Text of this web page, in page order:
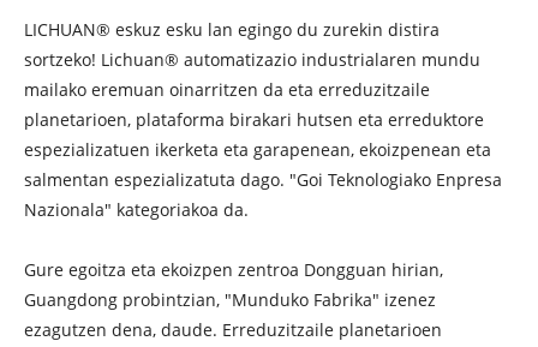
LICHUAN® eskuz esku lan egingo du zurekin distira
sortzeko! Lichuan® automatizazio industrialaren mundu
mailako eremuan oinarritzen da eta erreduzitzaile
planetarioen, plataforma birakari hutsen eta erreduktore
espezializatuen ikerketa eta garapenean, ekoizpenean eta
salmentan espezializatuta dago. "Goi Teknologiako Enpresa
Nazionala" kategoriakoa da.
Gure egoitza eta ekoizpen zentroa Dongguan hirian,
Guangdong probintzian, "Munduko Fabrika" izenez
ezagutzen dena, daude. Erreduzitzaile planetarioen